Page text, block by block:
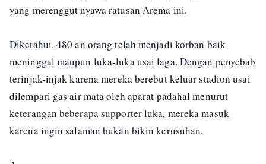
yang merenggut nyawa ratusan Arema ini.
Diketahui, 480 an orang telah menjadi korban baik
meninggal maupun luka-luka usai laga. Dengan penyebab
terinjak-injak karena mereka berebut keluar stadion usai
dilempari gas air mata oleh aparat padahal menurut
keterangan beberapa supporter luka, mereka masuk
karena ingin salaman bukan bikin kerusuhan.